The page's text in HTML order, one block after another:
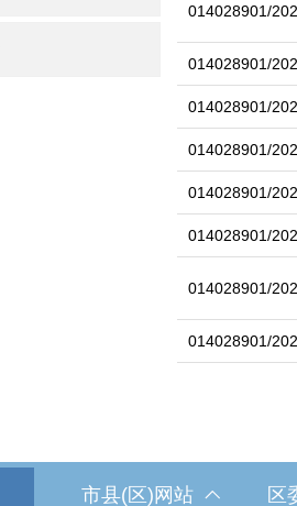
014028901/
014028901/
014028901/
014028901/
014028901/
014028901/
014028901/
014028901/
市县(区)网站 区